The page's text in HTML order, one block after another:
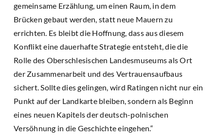
gemeinsame Erzählung, um einen Raum, in dem
Brücken gebaut werden, statt neue Mauern zu
errichten. Es bleibt die Hoffnung, dass aus diesem
Konflikt eine dauerhafte Strategie entsteht, die die
Rolle des Oberschlesischen Landesmuseums als Ort
der Zusammenarbeit und des Vertrauensaufbaus
sichert. Sollte dies gelingen, wird Ratingen nicht nur ein
Punkt auf der Landkarte bleiben, sondern als Beginn
eines neuen Kapitels der deutsch-polnischen
Versöhnung in die Geschichte eingehen.“